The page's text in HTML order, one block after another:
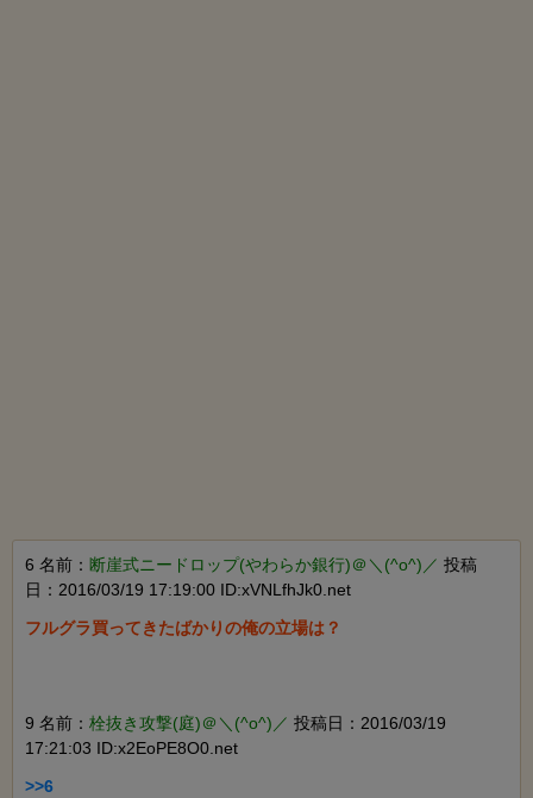
6 名前： 断崖式ニードロップ(やわらか銀行)＠＼(^o^)／ 投稿
日：2016/03/19 17:19:00 ID:xVNLfhJk0.net
フルグラ買ってきたばかりの俺の立場は？
9 名前： 栓抜き攻撃(庭)＠＼(^o^)／ 投稿日：2016/03/19
17:21:03 ID:x2EoPE8O0.net
>>6